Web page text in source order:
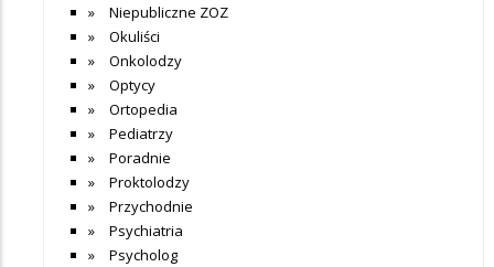
Niepubliczne ZOZ
Okuliści
Onkolodzy
Optycy
Ortopedia
Pediatrzy
Poradnie
Proktolodzy
Przychodnie
Psychiatria
Psycholog